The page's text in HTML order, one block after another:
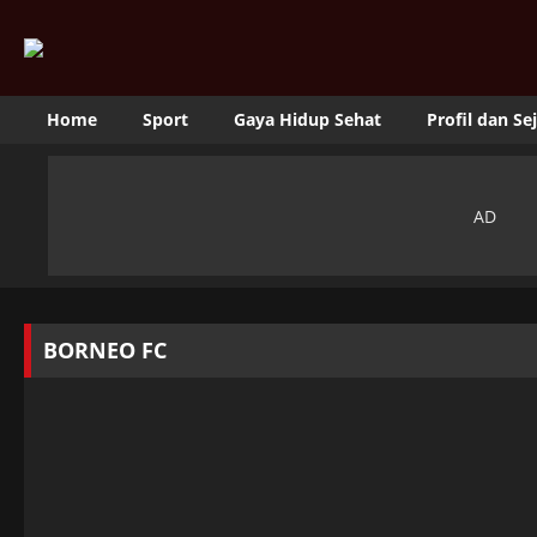
Home Sport Gaya Hidup Sehat Profil dan
BORNEO FC